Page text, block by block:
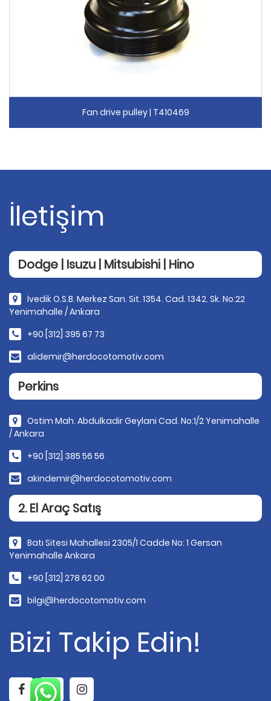
Fan drive pulley | T410469
İletişim
Dodge | Isuzu | Mitsubishi | Hino
İvedik O.S.B. Merkez San. Sit. 1354. Cad. 1342. Sk. No:22
Yenimahalle / Ankara
+90 [312] 395 67 73
alidemir@herdocotomotiv.com
Perkins
Ostim Mah. Abdulkadir Geylani Cad. No:1/2 Yenimahalle
/ Ankara
+90 [312] 385 56 56
akindemir@herdocotomotiv.com
2. El Araç Satış
Batı Sitesi Mahallesi 2305/1 Cadde No: 1 Gersan
Yenimahalle Ankara
+90 [312] 278 62 00
bilgi@herdocotomotiv.com
Bizi Takip Edin!